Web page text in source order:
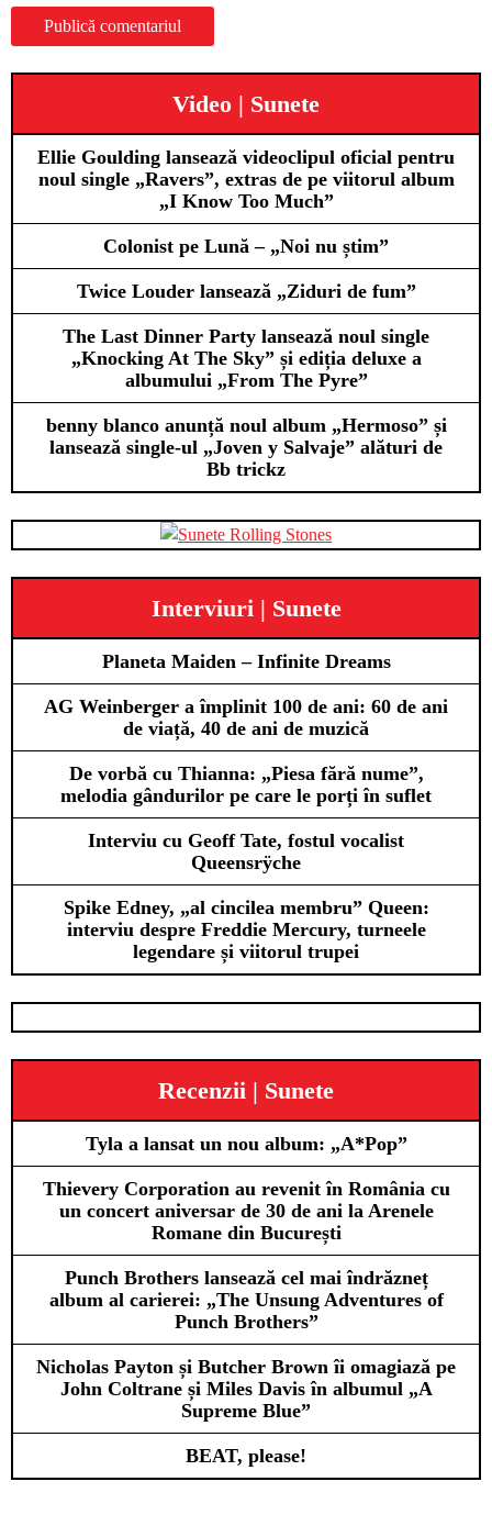
Video | Sunete
Ellie Goulding lansează videoclipul oficial pentru
noul single „Ravers”, extras de pe viitorul album
„I Know Too Much”
Colonist pe Lună – „Noi nu știm”
Twice Louder lansează „Ziduri de fum”
The Last Dinner Party lansează noul single
„Knocking At The Sky” și ediția deluxe a
albumului „From The Pyre”
benny blanco anunță noul album „Hermoso” și
lansează single-ul „Joven y Salvaje” alături de
Bb trickz
Interviuri | Sunete
Planeta Maiden – Infinite Dreams
AG Weinberger a împlinit 100 de ani: 60 de ani
de viață, 40 de ani de muzică
De vorbă cu Thianna: „Piesa fără nume”,
melodia gândurilor pe care le porți în suflet
Interviu cu Geoff Tate, fostul vocalist
Queensrÿche
Spike Edney, „al cincilea membru” Queen:
interviu despre Freddie Mercury, turneele
legendare și viitorul trupei
Recenzii | Sunete
Tyla a lansat un nou album: „A*Pop”
Thievery Corporation au revenit în România cu
un concert aniversar de 30 de ani la Arenele
Romane din București
Punch Brothers lansează cel mai îndrăzneț
album al carierei: „The Unsung Adventures of
Punch Brothers”
Nicholas Payton și Butcher Brown îi omagiază pe
John Coltrane și Miles Davis în albumul „A
Supreme Blue”
BEAT, please!